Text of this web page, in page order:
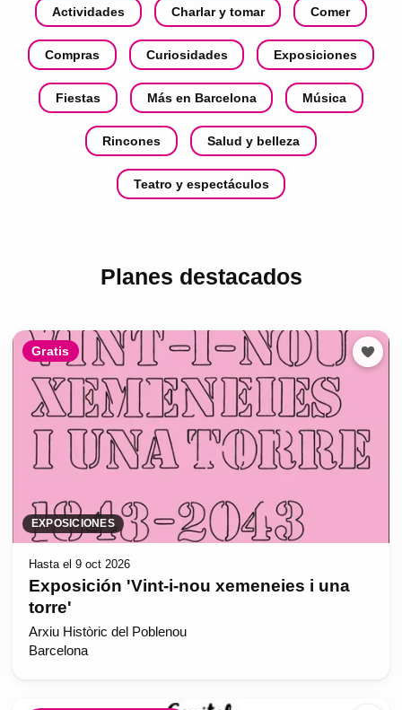
Actividades Charlar y tomar Comer
Compras Curiosidades Exposiciones
Fiestas Más en Barcelona Música
Rincones Salud y belleza
Teatro y espectáculos
Planes destacados
Gratis
EXPOSICIONES
Hasta el 9 oct 2026
Exposición 'Vint-i-nou xemeneies i una
torre'
Arxiu Històric del Poblenou
Barcelona